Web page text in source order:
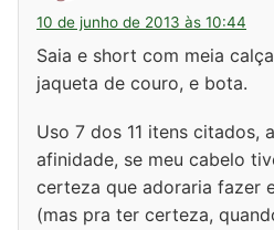
10 de junho de 2013 às 10:44
Saia e short com meia
jaqueta de couro, e bota.
Uso 7 dos 11 itens citados,
afinidade, se meu cabelo
certeza que adoraria fazer
(mas pra ter certeza,